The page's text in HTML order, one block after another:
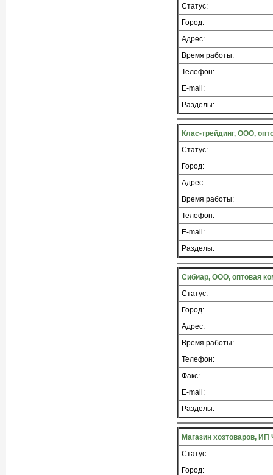
Статус:
Город:
Адрес:
Время работы:
Телефон:
E-mail:
Разделы:
Клас-трейдинг, ООО,
Статус:
Город:
Адрес:
Время работы:
Телефон:
E-mail:
Разделы:
Сибиар, ООО, оптовая
Статус:
Город:
Адрес:
Время работы:
Телефон:
Факс:
E-mail:
Разделы:
Магазин хозтоваров,
Статус:
Город: